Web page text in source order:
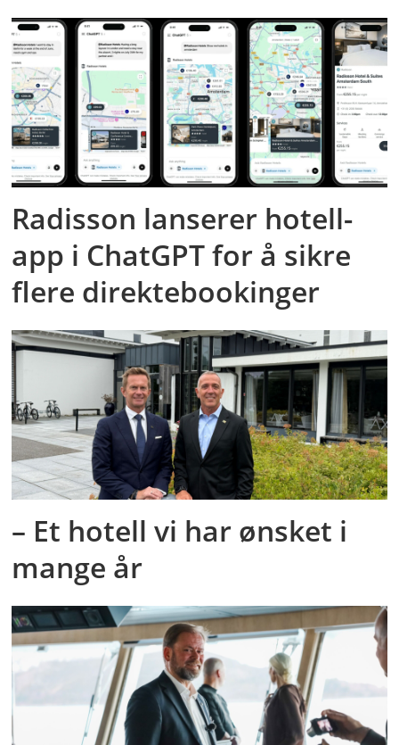
Radisson lanserer hotell-
app i ChatGPT for å sikre
flere direktebookinger
– Et hotell vi har ønsket i
mange år